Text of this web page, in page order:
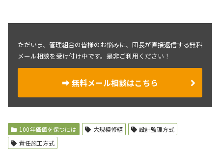
ただいま、管理組合の皆様のお悩みに、団長が直接返信する無料
メール相談を受け付け中です。是非ご利用ください！
➡ 無料メール相談はこちら
100年価値を保つには 大規模修繕
設計監理方式
責任施工方式